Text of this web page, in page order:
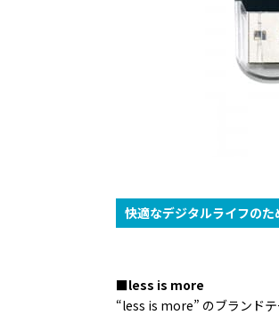
快適なデジタルライフのた
■less is more
“less is more” のブランド